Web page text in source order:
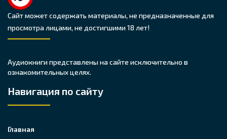
Сайт может содержать материалы, не предназначенные для
просмотра лицами, не достигшими 18 лет!
Аудиокниги представлены на сайте исключительно в
ознакомительных целях.
Навигация по сайту
Главная